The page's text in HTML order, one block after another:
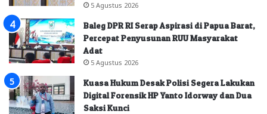
5 Agustus 2026
Baleg DPR RI Serap Aspirasi di Papua Barat,
Percepat Penyusunan RUU Masyarakat
Adat
5 Agustus 2026
Kuasa Hukum Desak Polisi Segera Lakukan
Digital Forensik HP Yanto Idorway dan Dua
Saksi Kunci